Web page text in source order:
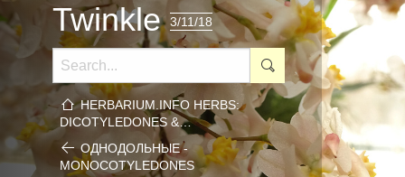
Twinkle 3/11/18
HERBARIUM.INFO HERBS:
DICOTYLEDONES &…
ОДНОДОЛЬНЫЕ -
MONOCOTYLEDONES